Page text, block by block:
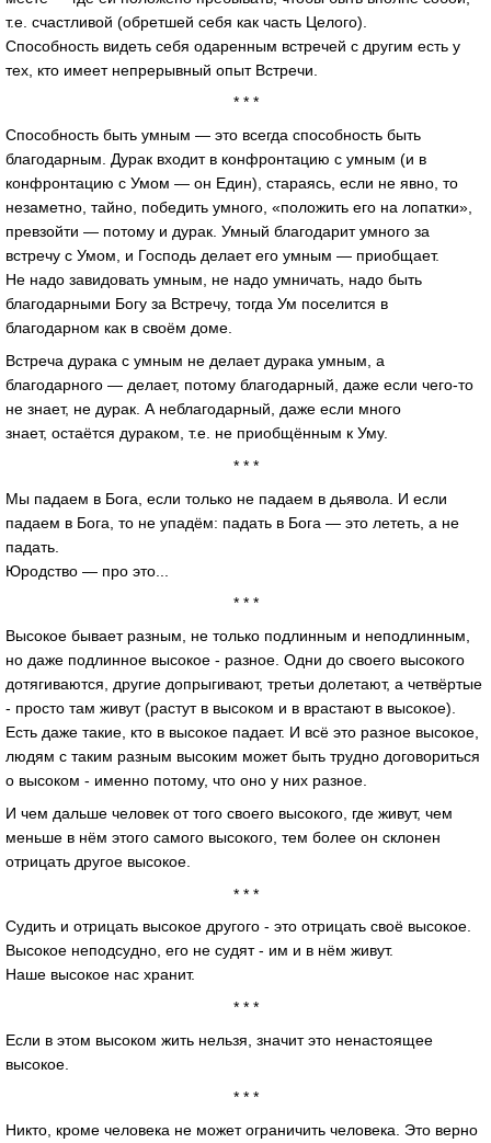
т.е. счастливой (обретшей себя как часть Целого).
Способность видеть себя одаренным встречей с другим есть у
тех, кто имеет непрерывный опыт Встречи.
* * *
Способность быть умным — это всегда способность быть
благодарным. Дурак входит в конфронтацию с умным (и в
конфронтацию с Умом — он Един), стараясь, если не явно, то
незаметно, тайно, победить умного, «положить его на лопатки»,
превзойти — потому и дурак. Умный благодарит умного за
встречу с Умом, и Господь делает его умным — приобщает.
Не надо завидовать умным, не надо умничать, надо быть
благодарными Богу за Встречу, тогда Ум поселится в
благодарном как в своём доме.
Встреча дурака с умным не делает дурака умным, а
благодарного — делает, потому благодарный, даже если чего-то
не знает, не дурак. А неблагодарный, даже если много
знает, остаётся дураком, т.е. не приобщённым к Уму.
* * *
Мы падаем в Бога, если только не падаем в дьявола. И если
падаем в Бога, то не упадём: падать в Бога — это лететь, а не
падать.
Юродство — про это...
* * *
Высокое бывает разным, не только подлинным и неподлинным,
но даже подлинное высокое - разное. Одни до своего высокого
дотягиваются, другие допрыгивают, третьи долетают, а четвёртые
- просто там живут (растут в высоком и в врастают в высокое).
Есть даже такие, кто в высокое падает. И всё это разное высокое,
людям с таким разным высоким может быть трудно договориться
о высоком - именно потому, что оно у них разное.
И чем дальше человек от того своего высокого, где живут, чем
меньше в нём этого самого высокого, тем более он склонен
отрицать другое высокое.
* * *
Судить и отрицать высокое другого - это отрицать своё высокое.
Высокое неподсудно, его не судят - им и в нём живут.
Наше высокое нас хранит.
* * *
Если в этом высоком жить нельзя, значит это ненастоящее
высокое.
* * *
Никто, кроме человека не может ограничить человека. Это верно